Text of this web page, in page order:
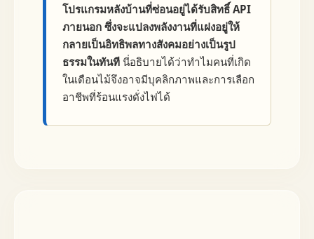
โปรแกรมหลังบ้านที่ซ่อนอยู่ได้รับสิทธิ์ API
ภายนอก ซึ่งจะแปลงพลังงานที่แฝงอยู่ให้
กลายเป็นอิทธิพลทางสังคมอย่างเป็นรูป
ธรรมในทันที นี่อธิบายได้ว่าทำไมคนที่เกิด
ในเดือนไม้จึงอาจมีบุคลิกภาพและการเลือก
อาชีพที่ร้อนแรงดั่งไฟได้